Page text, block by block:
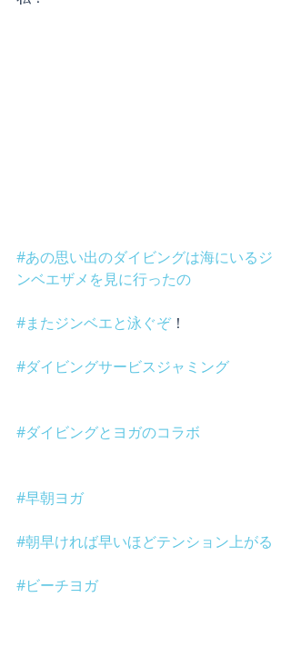
#あの思い出のダイビングは海にいるジ
ンベエザメを見に行ったの
#またジンベエと泳ぐぞ！
#ダイビングサービスジャミング
#ダイビングとヨガのコラボ
#早朝ヨガ
#朝早ければ早いほどテンション上がる
#ビーチヨガ